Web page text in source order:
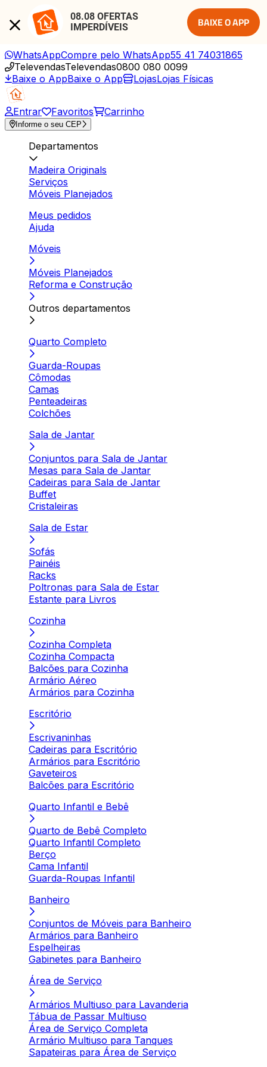
08.08 OFERTAS
IMPERDÍVEIS
BAIXE O APP
WhatsAppCompre pelo WhatsApp55 41 74031865
TelevendasTelevendas0800 080 0099
Baixe o AppBaixe o App LojasLojas Físicas
Entrar Favoritos Carrinho
Informe o seu CEP
Departamentos
Madeira Originals
Serviços
Móveis Planejados
Meus pedidos
Ajuda
Móveis
Móveis Planejados
Reforma e Construção
Outros departamentos
Quarto Completo
Guarda-Roupas
Cômodas
Camas
Penteadeiras
Colchões
Sala de Jantar
Conjuntos para Sala de Jantar
Mesas para Sala de Jantar
Cadeiras para Sala de Jantar
Buffet
Cristaleiras
Sala de Estar
Sofás
Painéis
Racks
Poltronas para Sala de Estar
Estante para Livros
Cozinha
Cozinha Completa
Cozinha Compacta
Balcões para Cozinha
Armário Aéreo
Armários para Cozinha
Escritório
Escrivaninhas
Cadeiras para Escritório
Armários para Escritório
Gaveteiros
Balcões para Escritório
Quarto Infantil e Bebê
Quarto de Bebê Completo
Quarto Infantil Completo
Berço
Cama Infantil
Guarda-Roupas Infantil
Banheiro
Conjuntos de Móveis para Banheiro
Armários para Banheiro
Espelheiras
Gabinetes para Banheiro
Área de Serviço
Armários Multiuso para Lavanderia
Tábua de Passar Multiuso
Área de Serviço Completa
Armário Multiuso para Tanques
Sapateiras para Área de Serviço